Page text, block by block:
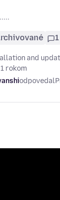
1
and
rokom
odpovedal